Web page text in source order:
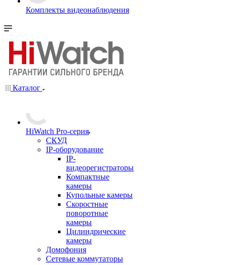
Комплекты видеонаблюдения
Каталог
HiWatch Pro-серия
CКУД
IP-оборудование
IP-
видеорегистраторы
Компактные
камеры
Купольные камеры
Скоростные
поворотные
камеры
Цилиндрические
камеры
Домофония
Сетевые коммутаторы